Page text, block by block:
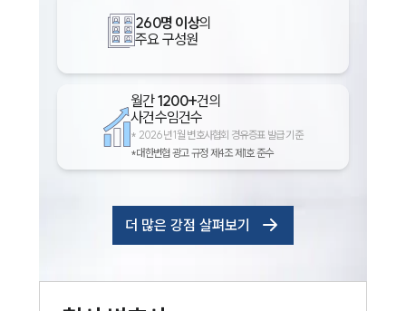
260명 이상의
주요 구성원
월간1200+건의
사건수임건수
* 2026년 1월 변호사협회 경유증표 발급 기준
*대한변협 광고 규정 제4조 제1호 준수
더 많은 강점 살펴보기